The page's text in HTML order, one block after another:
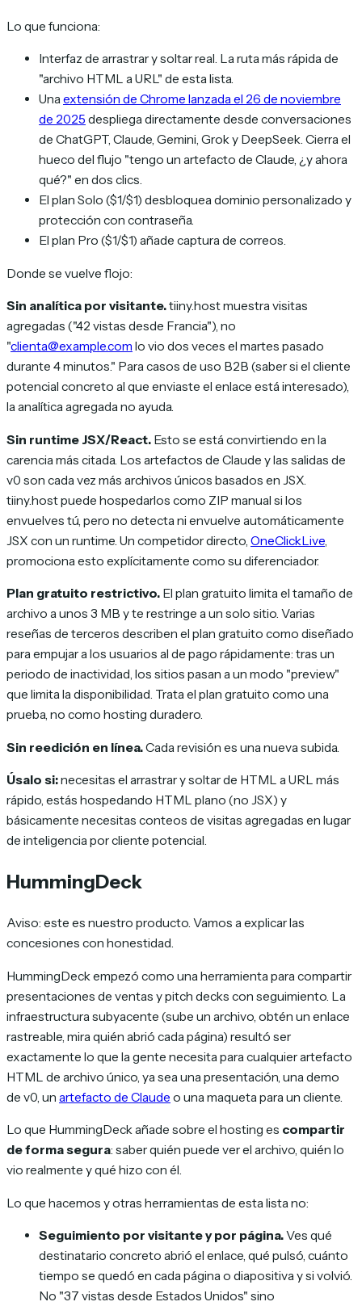
Lo que funciona:
Interfaz de arrastrar y soltar real. La ruta más rápida de
"archivo HTML a URL" de esta lista.
Unaextensión de Chrome lanzada el 26 de noviembre
de 2025 despliega directamente desde conversaciones
de ChatGPT, Claude, Gemini, Grok y DeepSeek. Cierra el
hueco del flujo "tengo un artefacto de Claude, ¿y ahora
qué?" en dos clics.
El plan Solo ($1/$1) desbloquea dominio personalizado y
protección con contraseña.
El plan Pro ($1/$1) añade captura de correos.
Donde se vuelve flojo:
Sin analítica por visitante.tiiny.host muestra visitas
agregadas ("42 vistas desde Francia"), no
"clienta@example.com lo vio dos veces el martes pasado
durante 4 minutos." Para casos de uso B2B (saber si el cliente
potencial concreto al que enviaste el enlace está interesado),
la analítica agregada no ayuda.
Sin runtime JSX/React. Esto se está convirtiendo en la
carencia más citada. Los artefactos de Claude y las salidas de
v0 son cada vez más archivos únicos basados en JSX.
tiiny.host puede hospedarlos como ZIP manual si los
envuelves tú, pero no detecta ni envuelve automáticamente
JSX con un runtime. Un competidor directo, OneClickLive,
promociona esto explícitamente como su diferenciador.
Plan gratuito restrictivo. El plan gratuito limita el tamaño de
archivo a unos 3 MB y te restringe a un solo sitio. Varias
reseñas de terceros describen el plan gratuito como diseñado
para empujar a los usuarios al de pago rápidamente: tras un
periodo de inactividad, los sitios pasan a un modo "preview"
que limita la disponibilidad. Trata el plan gratuito como una
prueba, no como hosting duradero.
Sin reedición en línea.Cada revisión es una nueva subida.
Úsalo si:necesitas el arrastrar y soltar de HTML a URL más
rápido, estás hospedando HTML plano (no JSX) y
básicamente necesitas conteos de visitas agregadas en lugar
de inteligencia por cliente potencial.
HummingDeck
Aviso: este es nuestro producto. Vamos a explicar las
concesiones con honestidad.
HummingDeck empezó como una herramienta para compartir
presentaciones de ventas y pitch decks con seguimiento. La
infraestructura subyacente (sube un archivo, obtén un enlace
rastreable, mira quién abrió cada página) resultó ser
exactamente lo que la gente necesita para cualquier artefacto
HTML de archivo único, ya sea una presentación, una demo
de v0, un artefacto de Claude o una maqueta para un cliente.
Lo que HummingDeck añade sobre el hosting es compartir
de forma segura: saber quién puede ver el archivo, quién lo
vio realmente y qué hizo con él.
Lo que hacemos y otras herramientas de esta lista no:
Seguimiento por visitante y por página.Ves qué
destinatario concreto abrió el enlace, qué pulsó, cuánto
tiempo se quedó en cada página o diapositiva y si volvió.
No "37 vistas desde Estados Unidos" sino